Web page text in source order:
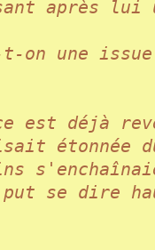
après lui
t-on une
est déjà
se dire